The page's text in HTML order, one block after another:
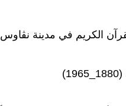
الكريم في مدينة نڨاوس